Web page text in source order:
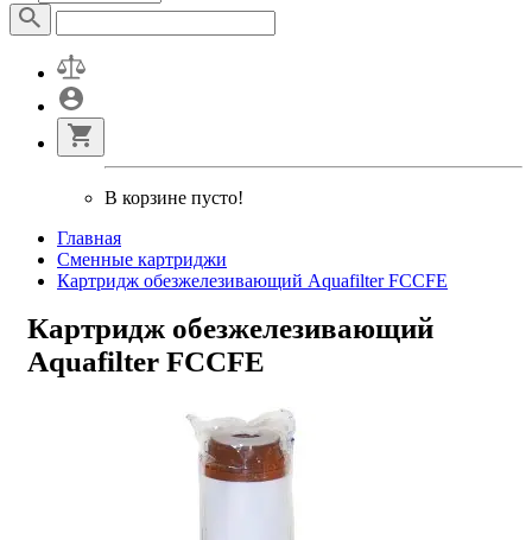
В корзине пусто!
Главная
Сменные картриджи
Картридж обезжелезивающий Aquafilter FCCFE
Картридж обезжелезивающий
Aquafilter FCCFE